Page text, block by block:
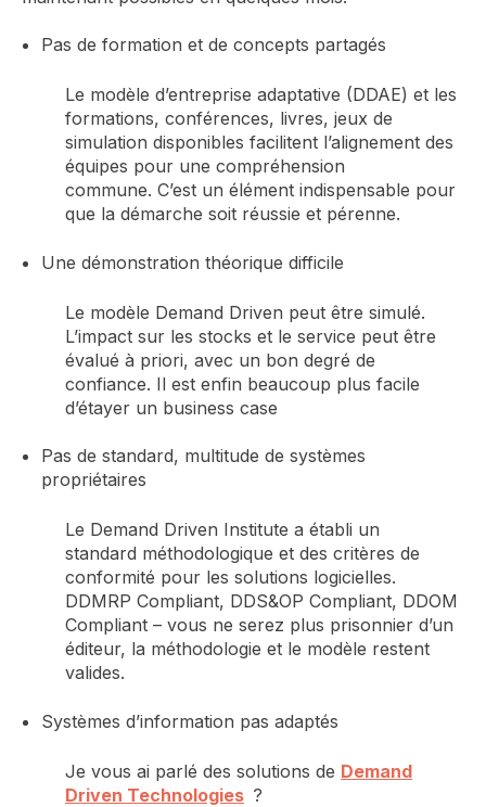
Pas de formation et de concepts partagés
Le modèle d’entreprise adaptative (DDAE) et les
formations, conférences, livres, jeux de
simulation disponibles facilitent l’alignement des
équipes pour une compréhension
commune. C’est un élément indispensable pour
que la démarche soit réussie et pérenne.
Une démonstration théorique difficile
Le modèle Demand Driven peut être simulé.
L’impact sur les stocks et le service peut être
évalué à priori, avec un bon degré de
confiance. Il est enfin beaucoup plus facile
d’étayer un business case
Pas de standard, multitude de systèmes
propriétaires
Le Demand Driven Institute a établi un
standard méthodologique et des critères de
conformité pour les solutions logicielles.
DDMRP Compliant, DDS&OP Compliant, DDOM
Compliant – vous ne serez plus prisonnier d’un
éditeur, la méthodologie et le modèle restent
valides.
Systèmes d’information pas adaptés
Je vous ai parlé des solutions de Demand
Driven Technologies ?